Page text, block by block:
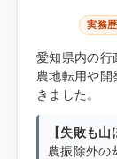
実務
愛知県内の行
農地転用や開
きました。
【失敗も山
農振除外の